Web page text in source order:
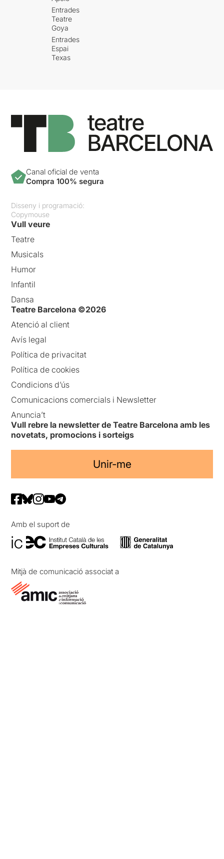
Entrades
Teatre
Goya
Entrades
Espai
Texas
Canal oficial de venta
Compra 100% segura
Disseny i programació:
Copymouse
Vull veure
Teatre
Musicals
Humor
Infantil
Dansa
Teatre Barcelona ©2026
Atenció al client
Avís legal
Política de privacitat
Política de cookies
Condicions d’ús
Comunicacions comercials i Newsletter
Anuncia’t
Vull rebre la newsletter de Teatre Barcelona amb les
novetats, promocions i sorteigs
Unir-me
Amb el suport de
Mitjà de comunicació associat a